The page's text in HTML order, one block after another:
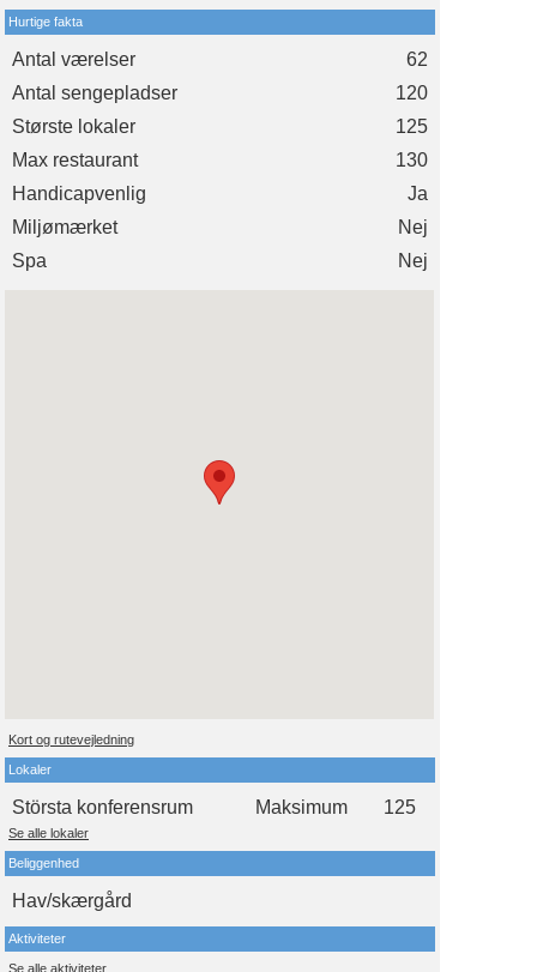
Hurtige fakta
Antal værelser
62
Antal sengepladser
120
Største lokaler
125
Max restaurant
130
Handicapvenlig
Ja
Miljømærket
Nej
Spa
Nej
Kort og rutevejledning
Lokaler
Största konferensrum Maksimum 125
Se alle lokaler
Beliggenhed
Hav/skærgård
Aktiviteter
Se alle aktiviteter